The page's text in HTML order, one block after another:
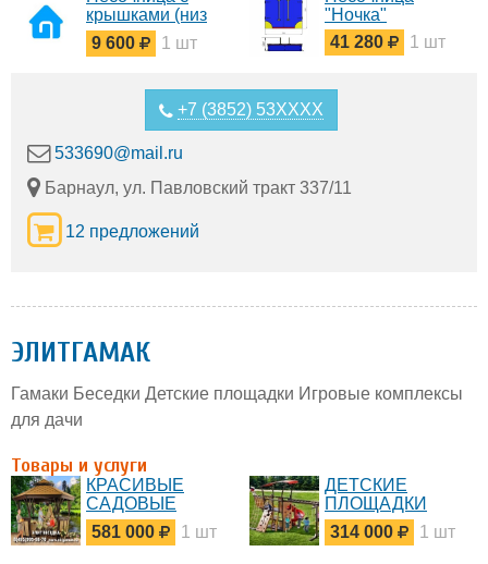
крышками (низ
металл)
9 600 1 шт
"Ночка"
41 280
1 шт
+7 (3852) 53XXXX
533690@mail.ru
Барнаул, ул. Павловский тракт 337/11
12 предложений
ЭЛИТГАМАК
Гамаки Беседки Детские площадки Игровые комплексы
для дачи
Товары и услуги
КРАСИВЫЕ
САДОВЫЕ
БЕСЕДКИ Купить
беседку для дачи
581 000 1 шт
ДЕТСКИЕ
ПЛОЩАДКИ
Купить игровой
комплекс для дачи
314 000 1 шт